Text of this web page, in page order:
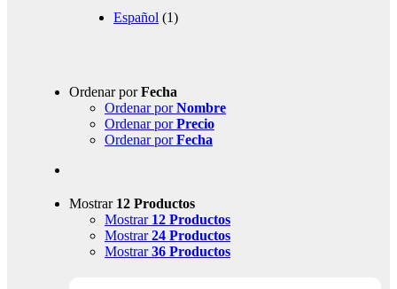
Español (1)
Ordenar porFecha
Ordenar porNombre
Ordenar porPrecio
Ordenar porFecha
Mostrar 12 Productos
Mostrar 12 Productos
Mostrar24 Productos
Mostrar36 Productos